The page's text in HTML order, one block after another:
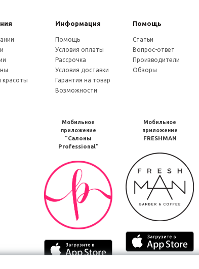
Информация Помощь
красоты
Помощь
Условия оплаты
Рассрочка
Условия доставки
Гарантия на товар
Возможности
Статьи
Вопрос-ответ
Производители
Обзоры
Мобильное
приложение
"Салоны
Professional"
Мобильное
приложение
Салоны
Professional
в
Google
Мобильное
приложение
Мобильное
приложение
FRESHMAN
Мобильное
приложение
FRESHMAN
в
Google
Мобильное
приложение
Freshman